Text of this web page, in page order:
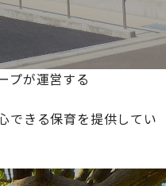
プが運営する
できる保育を提供してい